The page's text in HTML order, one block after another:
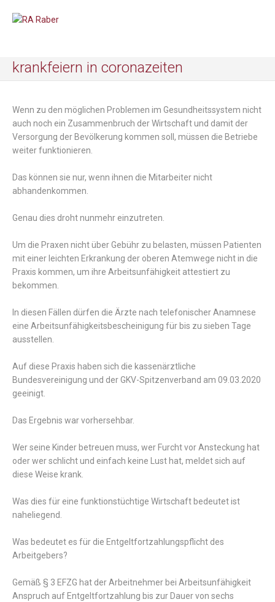
krankfeiern in coronazeiten
Wenn zu den möglichen Problemen im Gesundheitssystem nicht
auch noch ein Zusammenbruch der Wirtschaft und damit der
Versorgung der Bevölkerung kommen soll, müssen die Betriebe
weiter funktionieren.
Das können sie nur, wenn ihnen die Mitarbeiter nicht
abhandenkommen.
Genau dies droht nunmehr einzutreten.
Um die Praxen nicht über Gebühr zu belasten, müssen Patienten
mit einer leichten Erkrankung der oberen Atemwege nicht in die
Praxis kommen, um ihre Arbeitsunfähigkeit attestiert zu
bekommen.
In diesen Fällen dürfen die Ärzte nach telefonischer Anamnese
eine Arbeitsunfähigkeitsbescheinigung für bis zu sieben Tage
ausstellen.
Auf diese Praxis haben sich die kassenärztliche
Bundesvereinigung und der GKV-Spitzenverband am 09.03.2020
geeinigt.
Das Ergebnis war vorhersehbar.
Wer seine Kinder betreuen muss, wer Furcht vor Ansteckung hat
oder wer schlicht und einfach keine Lust hat, meldet sich auf
diese Weise krank.
Was dies für eine funktionstüchtige Wirtschaft bedeutet ist
naheliegend.
Was bedeutet es für die Entgeltfortzahlungspflicht des
Arbeitgebers?
Gemäß § 3 EFZG hat der Arbeitnehmer bei Arbeitsunfähigkeit
Anspruch auf Entgeltfortzahlung bis zur Dauer von sechs